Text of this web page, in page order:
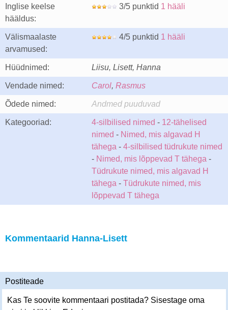
Inglise keelse
hääldus:
3/5 punktid 1 hääli
Välismaalaste
arvamused:
4/5 punktid 1 hääli
Hüüdnimed: Liisu, Lisett, Hanna
Vendade nimed: Carol, Rasmus
Õdede nimed: Andmed puuduvad
Kategooriad: 4-silbilised nimed - 12-tähelised
nimed - Nimed, mis algavad H
tähega - 4-silbilised tüdrukute nimed
- Nimed, mis lõppevad T tähega -
Tüdrukute nimed, mis algavad H
tähega - Tüdrukute nimed, mis
lõppevad T tähega
Kommentaarid Hanna-Lisett
Postiteade
Kas Te soovite kommentaari postitada? Sisestage oma